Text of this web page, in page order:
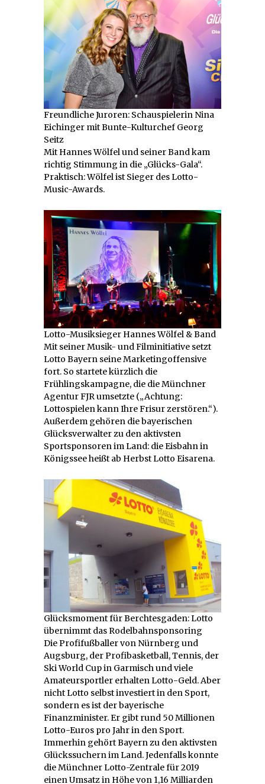
Freundliche Juroren: Schauspielerin Nina
Eichinger mit Bunte-Kulturchef Georg
Seitz
Mit Hannes Wölfel und seiner Band kam
richtig Stimmung in die „Glücks-Gala“.
Praktisch: Wölfel ist Sieger des Lotto-
Music-Awards.
Lotto-Musiksieger Hannes Wölfel & Band
Mit seiner Musik- und Filminitiative setzt
Lotto Bayern seine Marketingoffensive
fort. So startete kürzlich die
Frühlingskampagne, die die Münchner
Agentur FJR umsetzte („Achtung:
Lottospielen kann Ihre Frisur zerstören.“).
Außerdem gehören die bayerischen
Glücksverwalter zu den aktivsten
Sportsponsoren im Land: die Eisbahn in
Königssee heißt ab Herbst Lotto Eisarena.
Glücksmoment für Berchtesgaden: Lotto
übernimmt das Rodelbahnsponsoring
Die Profifußballer von Nürnberg und
Augsburg, der Profibasketball, Tennis, der
Ski World Cup in Garmisch und viele
Amateursportler erhalten Lotto-Geld. Aber
nicht Lotto selbst investiert in den Sport,
sondern es ist der bayerische
Finanzminister. Er gibt rund 50 Millionen
Lotto-Euros pro Jahr in den Sport.
Immerhin gehört Bayern zu den aktivsten
Glückssuchern im Land. Jedenfalls konnte
die Münchner Lotto-Zentrale für 2019
einen Umsatz in Höhe von 1,16 Milliarden